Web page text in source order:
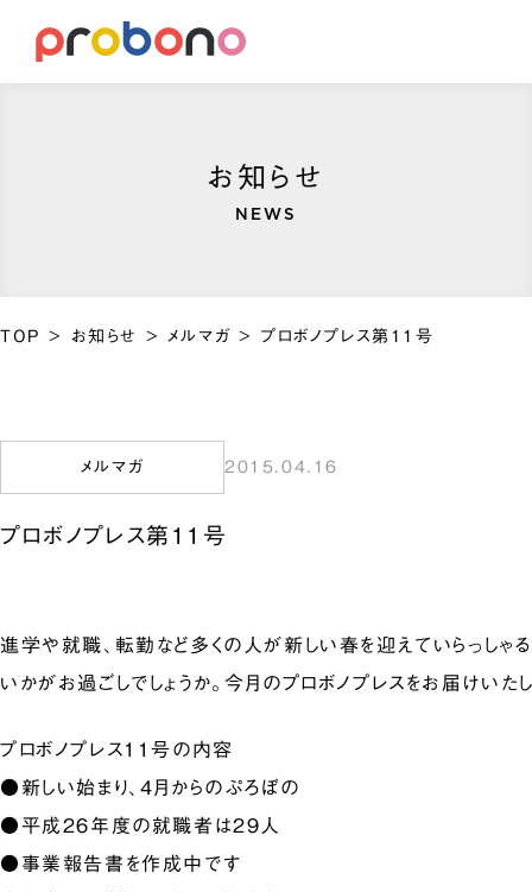
お知らせ
NEWS
TOP > お知らせ > メルマガ > プロボノプレス第11号
メルマガ 2015.04.16
プロボノプレス第11号
進学や就職、転勤など多くの人が新しい春を迎えていらっしゃる
いかがお過ごしでしょうか。今月のプロボノプレスをお届けいた
プロボノプレス11号の内容
●新しい始まり、4月からのぷろぼの
●平成26年度の就職者は29人
●事業報告書を作成中です